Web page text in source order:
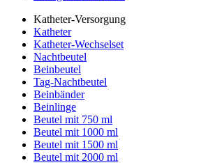
Katheter-Versorgung
Katheter
Katheter-Wechselset
Nachtbeutel
Beinbeutel
Tag-Nachtbeutel
Beinbänder
Beinlinge
Beutel mit 750 ml
Beutel mit 1000 ml
Beutel mit 1500 ml
Beutel mit 2000 ml